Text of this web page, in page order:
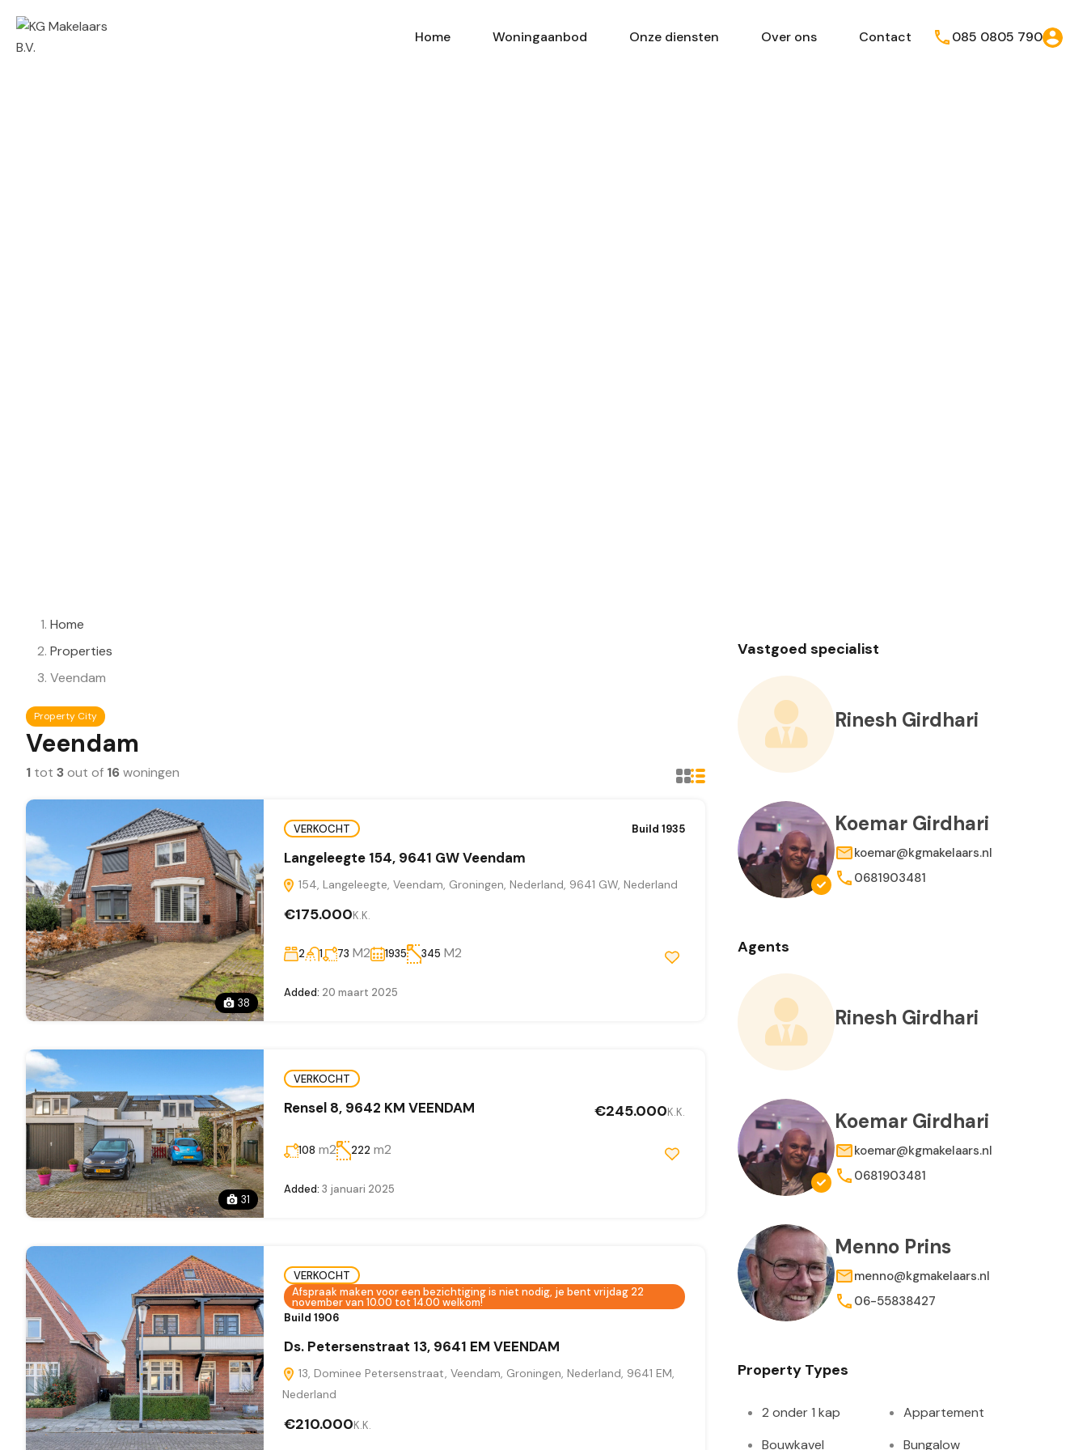
Home Woningaanbod Onze diensten Over ons Contact 085 0805 790
Home
Properties
Veendam
Property City
Veendam
1 tot 3out of 16woningen
38
VERKOCHT Build 1935
Langeleegte 154, 9641 GW Veendam
154, Langeleegte, Veendam, Groningen, Nederland, 9641 GW, Nederland
€175.000K.K.
2 1 73 M2 1935 345 M2
Added: 20 maart 2025
31
VERKOCHT
Rensel 8, 9642 KM VEENDAM €245.000K.K.
108 m2 222 m2
Added: 3 januari 2025
VERKOCHT
Afspraak maken voor een bezichtiging is niet nodig, je bent vrijdag 22
november van 10.00 tot 14.00 welkom!
Build 1906
Ds. Petersenstraat 13, 9641 EM VEENDAM
13, Dominee Petersenstraat, Veendam, Groningen, Nederland, 9641 EM,
Nederland
€210.000K.K.
Vastgoed specialist
Rinesh Girdhari
Koemar Girdhari
koemar@kgmakelaars.nl
0681903481
Agents
Rinesh Girdhari
Koemar Girdhari
koemar@kgmakelaars.nl
0681903481
Menno Prins
menno@kgmakelaars.nl
06-55838427
Property Types
2 onder 1 kap
Appartement
Bouwkavel
Bungalow